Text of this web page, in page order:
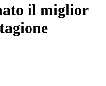
il miglior